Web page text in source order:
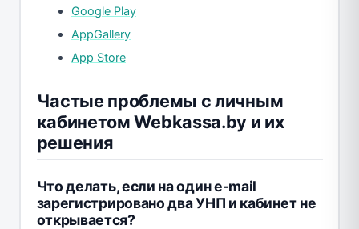
Google Play
AppGallery
App Store
Частые проблемы с личным
кабинетом Webkassa.by и их
решения
Что делать, если на один e-mail
зарегистрировано два УНП и кабинет не
открывается?